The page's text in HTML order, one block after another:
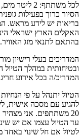
לכל משתתף:
הסיור כרוך בפעילות
בריאות יש לידע מראש.
האקלים הארץ ישראלי
בהתאם לתנאי מזג האוויר.
המדריכים בעלי רישיון
ובטיחותית במהלך
המדריכ/ה בכל אירוע חריג
הטיול יתנהל על פי
להגיע עם מסכה אישית,
20 משתתפים. אני
עד הטיול עצמו אם יש
לטיול אם חל שינוי באחד